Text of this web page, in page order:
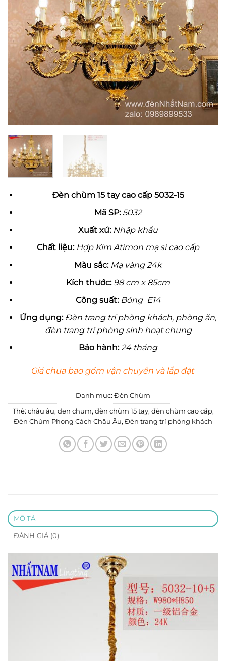
Đèn chùm 15 tay cao cấp 5032-15
Mã SP: 5032
Xuất xứ: Nhập khẩu
Chất liệu: Hợp Kim Atimon mạ si cao cấp
Màu sắc: Mạ vàng 24k
Kích thước:98 cm x 85cm
Công suất: Bóng E14
Ứng dụng: Đèn trang trí phòng khách, phòng ăn,
đèn trang trí phòng sinh hoạt chung
Bảo hành: 24 tháng
Giá chưa bao gồm vận chuyển và lắp đặt
Danh mục: Đèn Chùm
Thẻ: châu âu, den chum, đèn chùm 15 tay, đèn chùm cao cấp,
Đèn Chùm Phong Cách Châu Âu, Đèn trang trí phòng khách
MÔ TẢ
ĐÁNH GIÁ (0)